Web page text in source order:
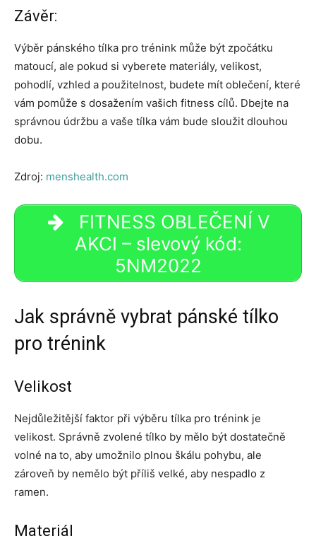
Závěr:
Výběr pánského tílka pro trénink může být zpočátku
matoucí, ale pokud si vyberete materiály, velikost,
pohodlí, vzhled a použitelnost, budete mít oblečení, které
vám pomůže s dosažením vašich fitness cílů. Dbejte na
správnou údržbu a vaše tílka vám bude sloužit dlouhou
dobu.
Zdroj: menshealth.com
FITNESS OBLEČENÍ V
AKCI – slevový kód:
5NM2022
Jak správně vybrat pánské tílko
pro trénink
Velikost
Nejdůležitější faktor při výběru tílka pro trénink je
velikost. Správně zvolené tílko by mělo být dostatečně
volné na to, aby umožnilo plnou škálu pohybu, ale
zároveň by nemělo být příliš velké, aby nespadlo z
ramen.
Materiál